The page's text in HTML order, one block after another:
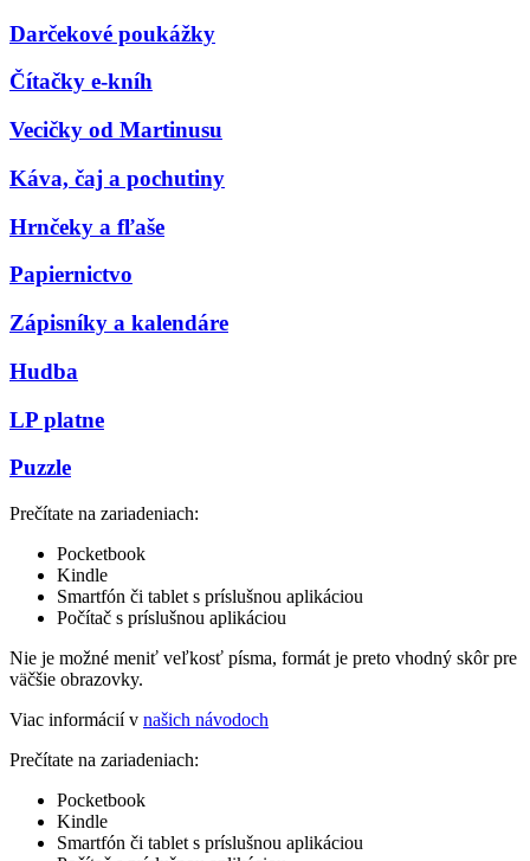
Darčekové poukážky
Čítačky e-kníh
Vecičky od Martinusu
Káva, čaj a pochutiny
Hrnčeky a fľaše
Papiernictvo
Zápisníky a kalendáre
Hudba
LP platne
Puzzle
Prečítate na zariadeniach:
Pocketbook
Kindle
Smartfón či tablet s príslušnou aplikáciou
Počítač s príslušnou aplikáciou
Nie je možné meniť veľkosť písma, formát je preto vhodný skôr pre
väčšie obrazovky.
Viac informácií v našich návodoch
Prečítate na zariadeniach:
Pocketbook
Kindle
Smartfón či tablet s príslušnou aplikáciou